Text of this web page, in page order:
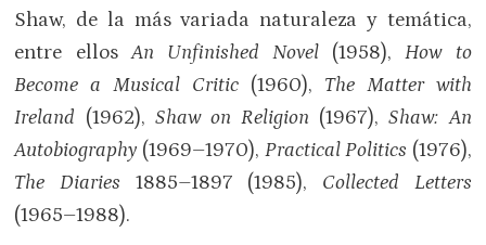
Shaw, de la más variada naturaleza y temática,
entre ellosAn Unfinished Novel (1958),How to
Become a Musical Critic (1960), The Matter with
Ireland (1962), Shaw on Religion (1967),Shaw: An
Autobiography (1969–1970), Practical Politics (1976),
The Diaries 1885–1897 (1985), Collected Letters
(1965–1988).